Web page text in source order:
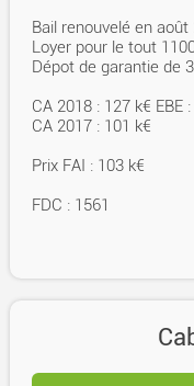
Bail renouvelé en août
Loyer pour le tout
Dépot de garantie de
CA 2018 : 127 k€ EBE
CA 2017 : 101 k€
Prix FAI : 103 k€
FDC : 1561